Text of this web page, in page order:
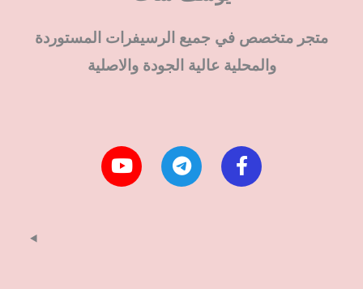
متجر متخصص في جميع الرسيفرات المستوردة
والمحلية عالية الجودة والاصلية